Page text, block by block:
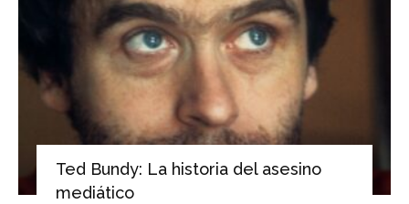
Ted Bundy: La historia del asesino
mediático